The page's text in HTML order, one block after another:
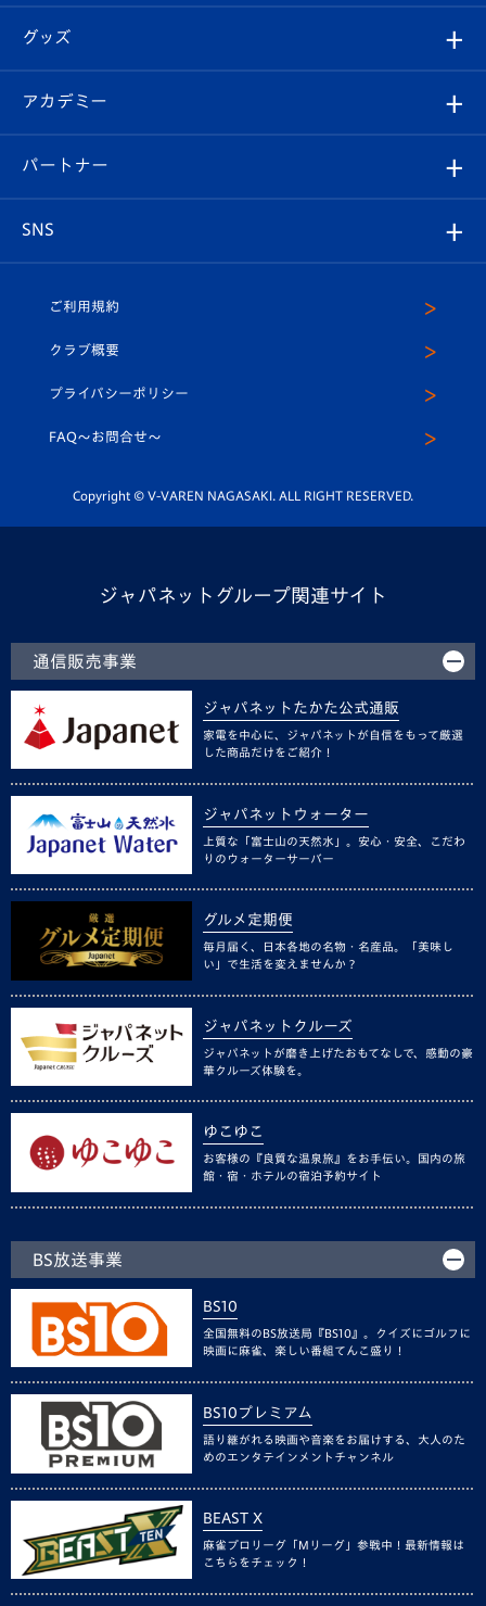
チケット
イベント
メディア
ホームタウン
スタッフプロフィール
マスコット紹介
平和祈念活動
ホームタウン活動
はじめての観戦ガイド
Revive Team
ヴィヴィくんの長崎おもてなしガイド
フォトギャラリー
スタジアムグルメ
チケット
V-LOVERS（ファンクラブ）
プレイヤーズスイート
グッズ
オンラインショップ
店舗情報
アカデミー
育成からのお知らせ
U-18
スクール
パートナー
SNS
ヴィヴィくんインスタグラム
公式LINE＠
ご利用規約
クラブ概要
プライバシーポリシー
FAQ〜お問合せ〜
Copyright © V-VAREN NAGASAKI. ALL RIGHT RESERVED.
ジャパネットグループ関連サイト
通信販売事業
ジャパネットたかた公式通販
家電を中心に、ジャパネットが自信をもって厳選
した商品だけをご紹介！
ジャパネットウォーター
上質な「富士山の天然水」。安心・安全、こだわ
りのウォーターサーバー
グルメ定期便
毎月届く、日本各地の名物・名産品。「美味し
い」で生活を変えませんか？
ジャパネットクルーズ
ジャパネットが磨き上げたおもてなしで、感動の豪
華クルーズ体験を。
ゆこゆこ
お客様の『良質な温泉旅』をお手伝い。国内の旅
館・宿・ホテルの宿泊予約サイト
BS放送事業
BS10
全国無料のBS放送局『BS10』。クイズにゴルフに
映画に麻雀、楽しい番組てんこ盛り！
BS10プレミアム
語り継がれる映画や音楽をお届けする、大人のた
めのエンタテインメントチャンネル
BEAST X
麻雀プロリーグ「Mリーグ」参戦中！最新情報は
こちらをチェック！